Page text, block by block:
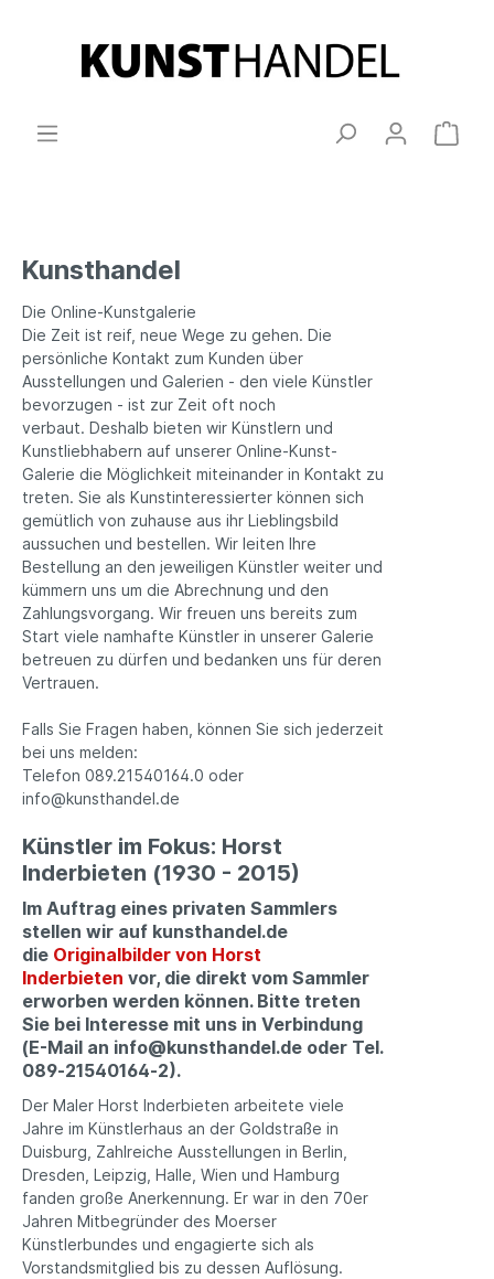
Kunsthandel
Die Online-Kunstgalerie
Die Zeit ist reif, neue Wege zu gehen. Die
persönliche Kontakt zum Kunden über
Ausstellungen und Galerien - den viele Künstler
bevorzugen - ist zur Zeit oft noch
verbaut. Deshalb bieten wir Künstlern und
Kunstliebhabern auf unserer Online-Kunst-
Galerie die Möglichkeit miteinander in Kontakt zu
treten. Sie als Kunstinteressierter können sich
gemütlich von zuhause aus ihr Lieblingsbild
aussuchen und bestellen. Wir leiten Ihre
Bestellung an den jeweiligen Künstler weiter und
kümmern uns um die Abrechnung und den
Zahlungsvorgang. Wir freuen uns bereits zum
Start viele namhafte Künstler in unserer Galerie
betreuen zu dürfen und bedanken uns für deren
Vertrauen.
Falls Sie Fragen haben, können Sie sich jederzeit
bei uns melden:
Telefon 089.21540164.0 oder
info@kunsthandel.de
Künstler im Fokus: Horst
Inderbieten (1930 - 2015)
Im Auftrag eines privaten Sammlers
stellen wir auf kunsthandel.de
die Originalbilder von Horst
Inderbieten vor, die direkt vom Sammler
erworben werden können. Bitte treten
Sie bei Interesse mit uns in Verbindung
(E-Mail an info@kunsthandel.de oder Tel.
089‑21540164‑2).
Der Maler Horst Inderbieten arbeitete viele
Jahre im Künstlerhaus an der Goldstraße in
Duisburg, Zahlreiche Ausstellungen in Berlin,
Dresden, Leipzig, Halle, Wien und Hamburg
fanden große Anerkennung. Er war in den 70er
Jahren Mitbegründer des Moerser
Künstlerbundes und engagierte sich als
Vorstandsmitglied bis zu dessen Auflösung.